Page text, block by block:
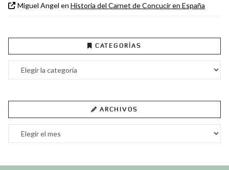
Miguel Angel en Historia del Carnet de Concucir en España
CATEGORÍAS
Categorías
ARCHIVOS
Archivos